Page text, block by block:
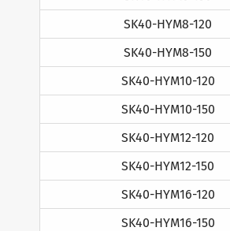
SK40-HYM8-120
SK40-HYM8-150
SK40-HYM10-120
SK40-HYM10-150
SK40-HYM12-120
SK40-HYM12-150
SK40-HYM16-120
SK40-HYM16-150